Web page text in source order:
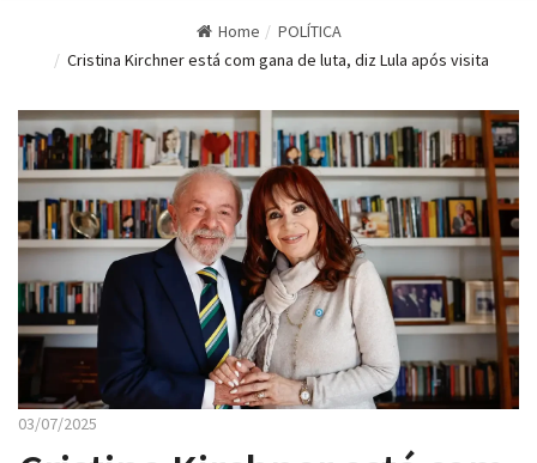
Home
POLÍTICA
Cristina Kirchner está com gana de luta, diz Lula após visita
03/07/2025